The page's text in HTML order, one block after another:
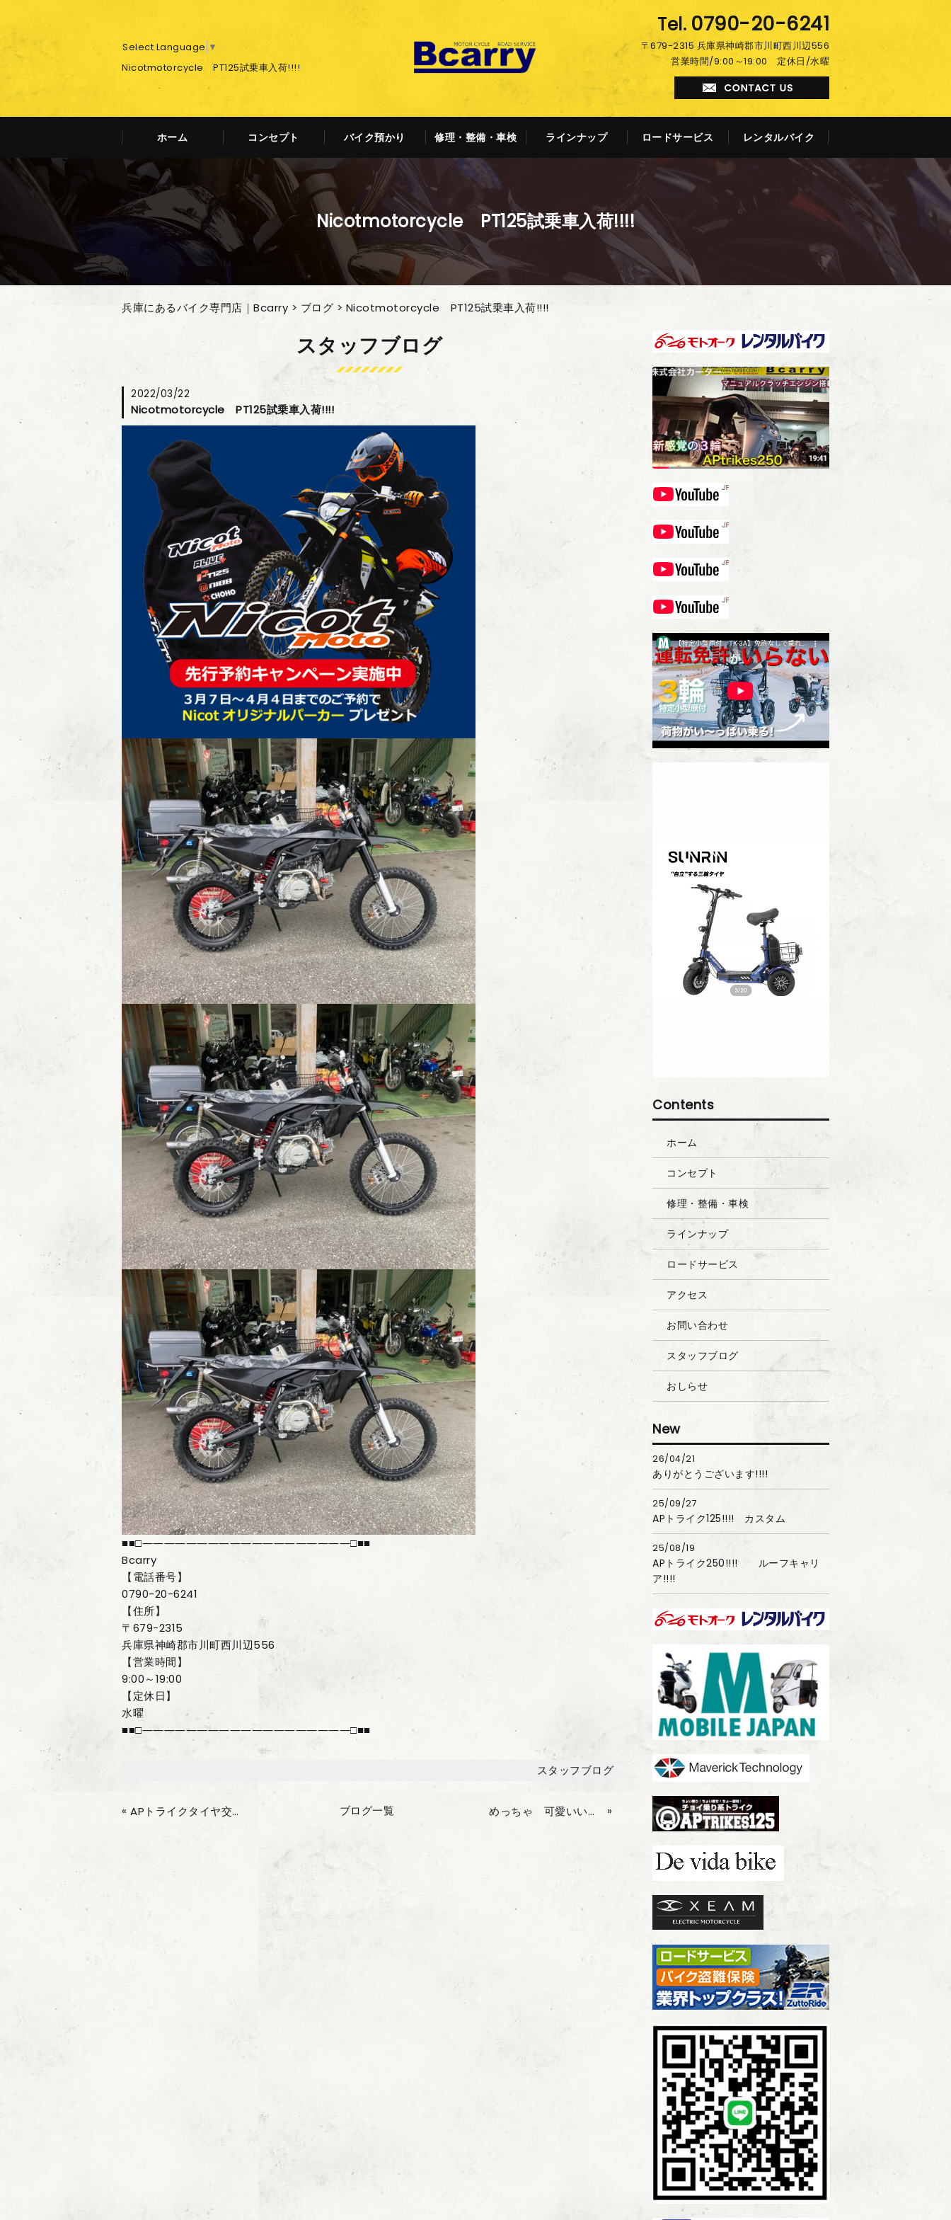
Select Language ▼
Nicotmotorcycle PT125試乗車入荷!!!!
0790-20-6241
〒679-2315 兵庫県神崎郡市川町西川辺556
営業時間/9:00～19:00 定休日/水曜
ホーム コンセプト バイク預かり 修理・整備・車検 ラインナップ ロードサービス レンタルバイク
Nicotmotorcycle PT125試乗車入荷!!!!
兵庫にあるバイク専門店｜Bcarry > ブログ > Nicotmotorcycle PT125試乗車入荷!!!!
スタッフブログ
2022/03/22
Nicotmotorcycle PT125試乗車入荷!!!!
■■□―――――――――――――――――――□■■
Bcarry
【電話番号】
0790-20-6241
【住所】
〒679-2315
兵庫県神崎郡市川町西川辺556
【営業時間】
9:00～19:00
【定休日】
水曜
■■□―――――――――――――――――――□■■
スタッフブログ
« APトライクタイヤ交換ありがとうございました。 ブログ一覧 めっちゃ 可愛いいです～!!!! »
Contents
ホーム
コンセプト
修理・整備・車検
ラインナップ
ロードサービス
アクセス
お問い合わせ
スタッフブログ
おしらせ
New
26/04/21
ありがとうございます!!!!
25/09/27
APトライク125!!!! カスタム
25/08/19
APトライク250!!!! ルーフキャリ
ア!!!!